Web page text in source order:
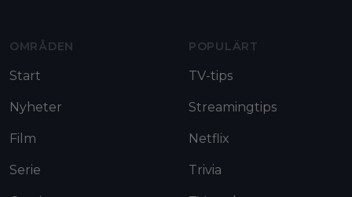
OMRÅDEN
Start
Nyheter
Film
Serie
POPULÄRT
TV-tips
Streamingtips
Netflix
Trivia